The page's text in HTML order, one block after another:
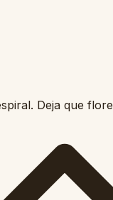
Deja que